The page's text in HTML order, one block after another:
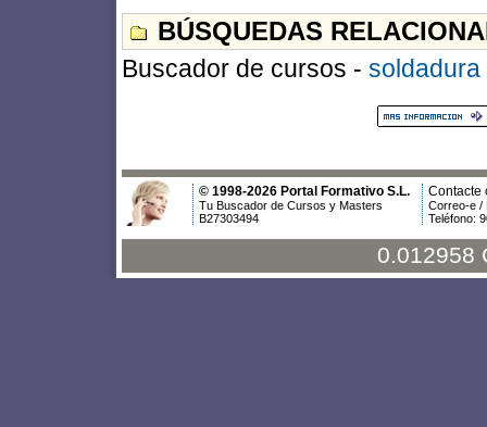
BÚSQUEDAS
Buscador de cursos - soldadura
© 1998-2026 Portal Formativo S.L.
Tu Buscador de Cursos y Masters
B27303494
Contacte
Correo-e /
Teléfono:
0.012958